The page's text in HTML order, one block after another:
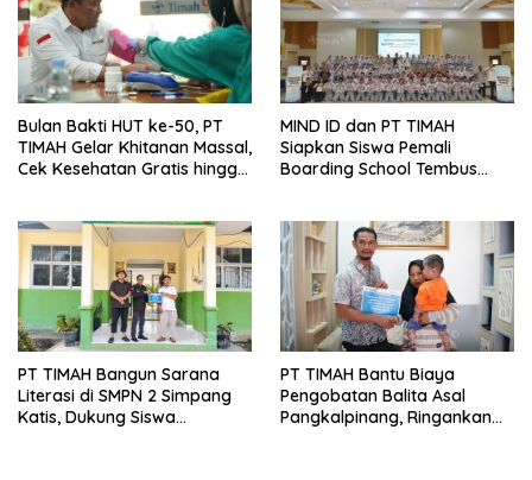
Bulan Bakti HUT ke-50, PT
TIMAH Gelar Khitanan Massal,
Cek Kesehatan Gratis hingga
MIND ID dan PT TIMAH
Siapkan Siswa Pemali
Boarding School Tembus
PT TIMAH Bangun Sarana
Literasi di SMPN 2 Simpang
Katis, Dukung Siswa
PT TIMAH Bantu Biaya
Pengobatan Balita Asal
Pangkalpinang, Ringankan